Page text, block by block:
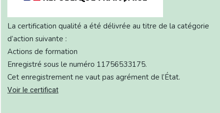
La certification qualité a été délivrée au titre de la catégorie
d’action suivante :
Actions de formation
Enregistré sous le numéro 11756533175.
Cet enregistrement ne vaut pas agrément de l’État.
Voir le certificat